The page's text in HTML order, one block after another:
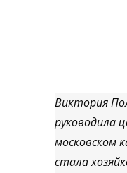
Виктория
руководила
московском
стала